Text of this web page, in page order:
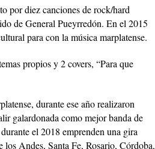
por diez canciones de rock/hard
de General Pueyrredón. En el 2015
para con la música marplatense.
propios y 2 covers, “Para que
durante ese año realizaron
galardonada como mejor banda de
el 2018 emprenden una gira
Andes, Santa Fe, Rosario, Córdoba,